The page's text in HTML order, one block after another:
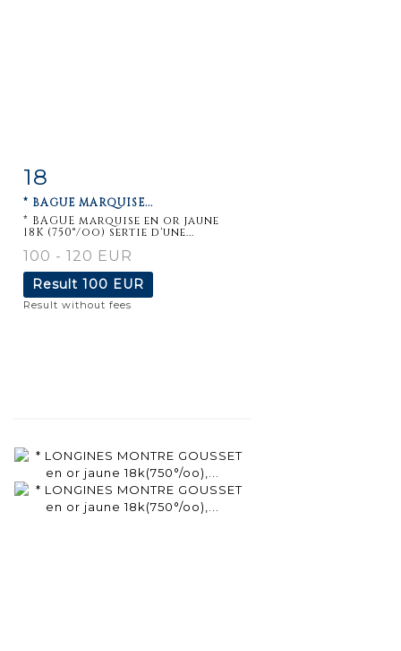
Item detail
18
* BAGUE MARQUISE...
* BAGUE marquise en or jaune
18K (750°/oo) sertie d'une...
100 - 120 EUR
Result 100 EUR
Result without fees